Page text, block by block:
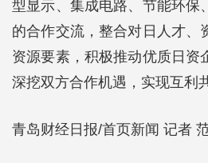
型显示、集成电路、节能环保
的合作交流，整合对日人才、
资源要素，积极推动优质日资
深挖双方合作机遇，实现互利
青岛财经日报/首页新闻 记者